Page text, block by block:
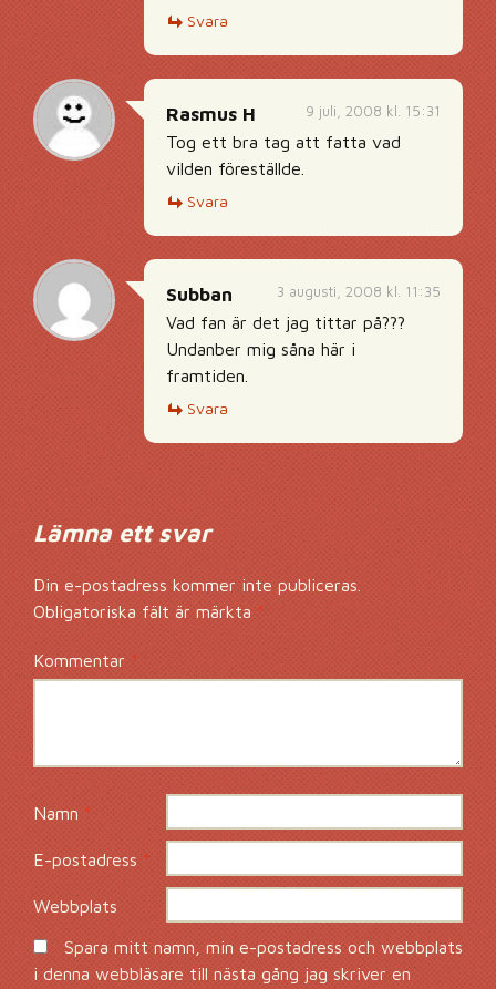
Svara
9 juli, 2008 kl. 15:31
Rasmus H
Tog ett bra tag att fatta vad
vilden föreställde.
Svara
3 augusti, 2008 kl. 11:35
Subban
Vad fan är det jag tittar på???
Undanber mig såna här i
framtiden.
Svara
Lämna ett svar
Din e-postadress kommer inte publiceras.
Obligatoriska fält är märkta*
Kommentar*
Namn *
E-postadress*
Webbplats
Spara mitt namn, min e-postadress och webbplats
i denna webbläsare till nästa gång jag skriver en